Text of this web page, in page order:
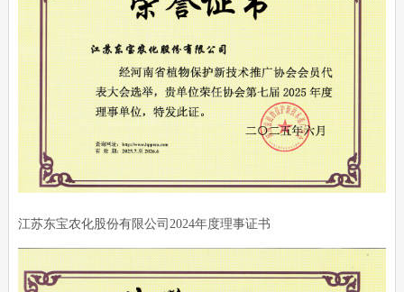
江苏东宝农化股份有限公司2024年度理事证书